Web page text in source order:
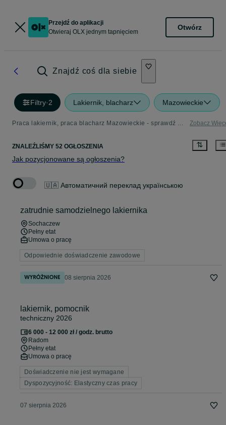
Przejdź do aplikacji
Otwieraj OLX jednym tapnięciem
Otwórz
Znajdź coś dla siebie
Filtry·2 Lakiernik, blacharz Mazowieckie
Praca lakiernik, praca blacharz Mazowieckie - sprawdź aktualne oferty pracy Zobacz
ZNALEŹLIŚMY 52 OGŁOSZENIA
Jak pozycjonowane są ogłoszenia?
🇺🇦 Автоматичний переклад українською
zatrudnie samodzielnego lakiernika
Sochaczew
Pełny etat
Umowa o pracę
Odpowiednie doświadczenie zawodowe
08 sierpnia 2026
lakiernik, pomocnik
techniczny 2026
6 000 - 12 000 zł / godz. brutto
Radom
Pełny etat
Umowa o pracę
Doświadczenie nie jest wymagane
Dyspozycyjność: Elastyczny czas pracy
07 sierpnia 2026